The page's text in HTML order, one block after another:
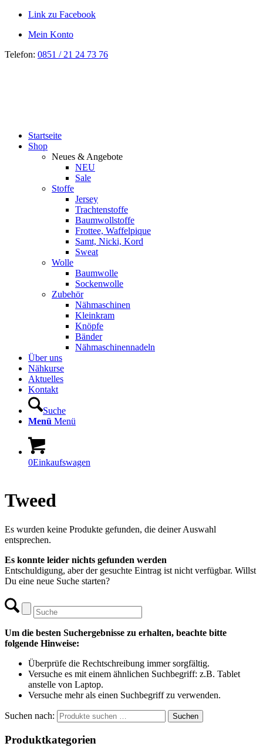
Link zu Facebook
Mein Konto
Telefon: 0851 / 21 24 73 76
Startseite
Shop
Neues & Angebote
NEU
Sale
Stoffe
Jersey
Trachtenstoffe
Baumwollstoffe
Frottee, Waffelpique
Samt, Nicki, Kord
Sweat
Wolle
Baumwolle
Sockenwolle
Zubehör
Nähmaschinen
Kleinkram
Knöpfe
Bänder
Nähmaschinennadeln
Über uns
Nähkurse
Aktuelles
Kontakt
Suche
Menü Menü
0Einkaufswagen
Tweed
Es wurden keine Produkte gefunden, die deiner Auswahl
entsprechen.
Es konnte leider nichts gefunden werden
Entschuldigung, aber der gesuchte Eintrag ist nicht verfügbar. Willst
Du eine neue Suche starten?
Um die besten Suchergebnisse zu erhalten, beachte bitte
folgende Hinweise:
Überprüfe die Rechtschreibung immer sorgfältig.
Versuche es mit einem ähnlichen Suchbegriff: z.B. Tablet
anstelle von Laptop.
Versuche mehr als einen Suchbegriff zu verwenden.
Suchen nach: Suchen
Produktkategorien